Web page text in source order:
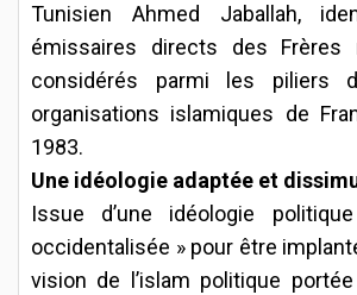
Tunisien Ahmed Jaballah,
émissaires directs des Frères
considérés parmi les piliers
organisations islamiques de
1983.
Une idéologie adaptée et
Issue d’une idéologie
occidentalisée » pour être
vision de l’islam politique